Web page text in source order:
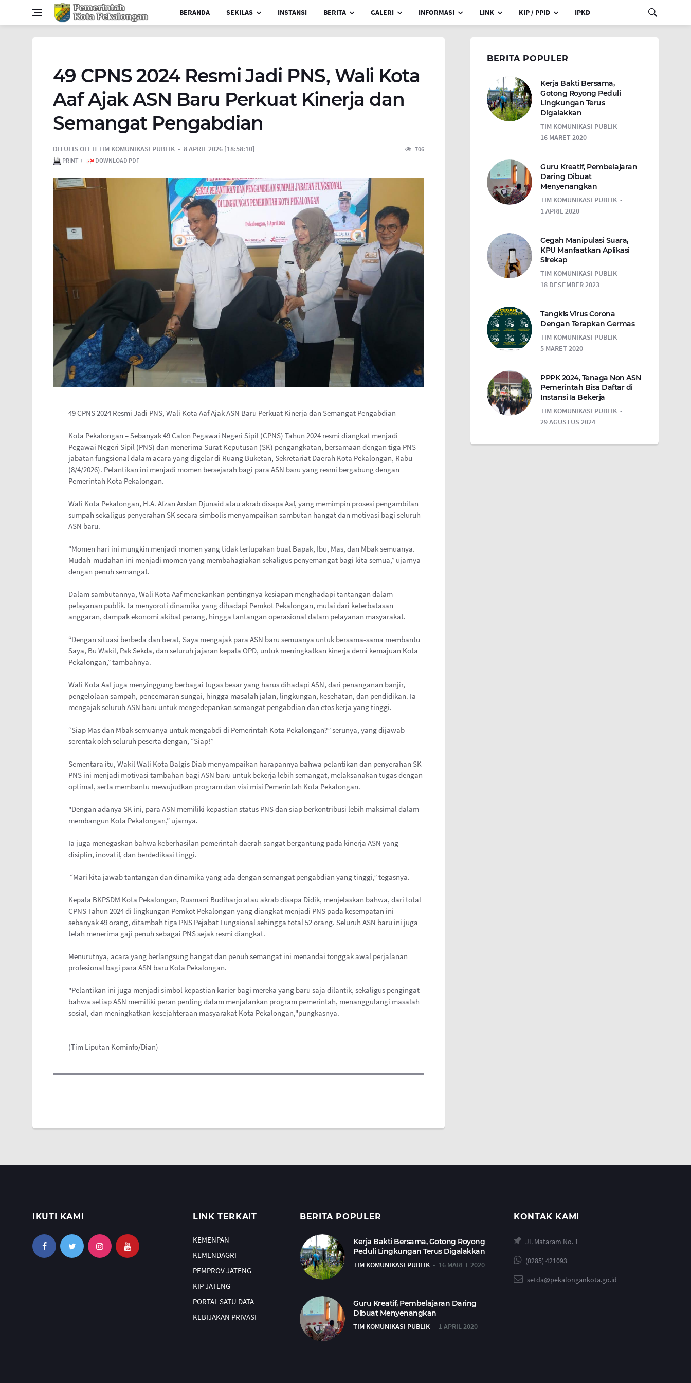
BERANDA SEKILAS INSTANSI BERITA GALERI INFORMASI LINK KIP / PPID IPKD
49 CPNS 2024 Resmi Jadi PNS, Wali Kota
Aaf Ajak ASN Baru Perkuat Kinerja dan
Semangat Pengabdian
DITULIS OLEH TIM KOMUNIKASI PUBLIK 8 APRIL 2026 [18:58:10]
706
PRINT +
DOWNLOAD PDF
49 CPNS 2024 Resmi Jadi PNS, Wali Kota Aaf Ajak ASN Baru Perkuat Kinerja dan Semangat Pengabdian
Kota Pekalongan – Sebanyak 49 Calon Pegawai Negeri Sipil (CPNS) Tahun 2024 resmi diangkat menjadi
Pegawai Negeri Sipil (PNS) dan menerima Surat Keputusan (SK) pengangkatan, bersamaan dengan tiga PNS
jabatan fungsional dalam acara yang digelar di Ruang Buketan, Sekretariat Daerah Kota Pekalongan, Rabu
(8/4/2026). Pelantikan ini menjadi momen bersejarah bagi para ASN baru yang resmi bergabung dengan
Pemerintah Kota Pekalongan.
Wali Kota Pekalongan, H.A. Afzan Arslan Djunaid atau akrab disapa Aaf, yang memimpin prosesi pengambilan
sumpah sekaligus penyerahan SK secara simbolis menyampaikan sambutan hangat dan motivasi bagi seluruh
ASN baru.
“Momen hari ini mungkin menjadi momen yang tidak terlupakan buat Bapak, Ibu, Mas, dan Mbak semuanya.
Mudah-mudahan ini menjadi momen yang membahagiakan sekaligus penyemangat bagi kita semua,” ujarnya
dengan penuh semangat.
Dalam sambutannya, Wali Kota Aaf menekankan pentingnya kesiapan menghadapi tantangan dalam
pelayanan publik. Ia menyoroti dinamika yang dihadapi Pemkot Pekalongan, mulai dari keterbatasan
anggaran, dampak ekonomi akibat perang, hingga tantangan operasional dalam pelayanan masyarakat.
“Dengan situasi berbeda dan berat, Saya mengajak para ASN baru semuanya untuk bersama-sama membantu
Saya, Bu Wakil, Pak Sekda, dan seluruh jajaran kepala OPD, untuk meningkatkan kinerja demi kemajuan Kota
Pekalongan,” tambahnya.
Wali Kota Aaf juga menyinggung berbagai tugas besar yang harus dihadapi ASN, dari penanganan banjir,
pengelolaan sampah, pencemaran sungai, hingga masalah jalan, lingkungan, kesehatan, dan pendidikan. Ia
mengajak seluruh ASN baru untuk mengedepankan semangat pengabdian dan etos kerja yang tinggi.
“Siap Mas dan Mbak semuanya untuk mengabdi di Pemerintah Kota Pekalongan?” serunya, yang dijawab
serentak oleh seluruh peserta dengan, “Siap!”
Sementara itu, Wakil Wali Kota Balgis Diab menyampaikan harapannya bahwa pelantikan dan penyerahan SK
PNS ini menjadi motivasi tambahan bagi ASN baru untuk bekerja lebih semangat, melaksanakan tugas dengan
optimal, serta membantu mewujudkan program dan visi misi Pemerintah Kota Pekalongan.
"Dengan adanya SK ini, para ASN memiliki kepastian status PNS dan siap berkontribusi lebih maksimal dalam
membangun Kota Pekalongan,” ujarnya.
Ia juga menegaskan bahwa keberhasilan pemerintah daerah sangat bergantung pada kinerja ASN yang
disiplin, inovatif, dan berdedikasi tinggi.
“Mari kita jawab tantangan dan dinamika yang ada dengan semangat pengabdian yang tinggi,” tegasnya.
Kepala BKPSDM Kota Pekalongan, Rusmani Budiharjo atau akrab disapa Didik, menjelaskan bahwa, dari total
CPNS Tahun 2024 di lingkungan Pemkot Pekalongan yang diangkat menjadi PNS pada kesempatan ini
sebanyak 49 orang, ditambah tiga PNS Pejabat Fungsional sehingga total 52 orang. Seluruh ASN baru ini juga
telah menerima gaji penuh sebagai PNS sejak resmi diangkat.
Menurutnya, acara yang berlangsung hangat dan penuh semangat ini menandai tonggak awal perjalanan
profesional bagi para ASN baru Kota Pekalongan.
"Pelantikan ini juga menjadi simbol kepastian karier bagi mereka yang baru saja dilantik, sekaligus pengingat
bahwa setiap ASN memiliki peran penting dalam menjalankan program pemerintah, menanggulangi masalah
sosial, dan meningkatkan kesejahteraan masyarakat Kota Pekalongan,"pungkasnya.
(Tim Liputan Kominfo/Dian)
BERITA POPULER
Kerja Bakti Bersama,
Gotong Royong Peduli
Lingkungan Terus
Digalakkan
TIM KOMUNIKASI PUBLIK
16 MARET 2020
Guru Kreatif, Pembelajaran
Daring Dibuat
Menyenangkan
TIM KOMUNIKASI PUBLIK
1 APRIL 2020
Cegah Manipulasi Suara,
KPU Manfaatkan Aplikasi
Sirekap
TIM KOMUNIKASI PUBLIK
18 DESEMBER 2023
Tangkis Virus Corona
Dengan Terapkan Germas
TIM KOMUNIKASI PUBLIK
5 MARET 2020
PPPK 2024, Tenaga Non ASN
Pemerintah Bisa Daftar di
Instansi Ia Bekerja
TIM KOMUNIKASI PUBLIK
29 AGUSTUS 2024
IKUTI KAMI LINK TERKAIT
KEMENPAN
KEMENDAGRI
PEMPROV JATENG
KIP JATENG
PORTAL SATU DATA
KEBIJAKAN PRIVASI
BERITA POPULER
Kerja Bakti Bersama, Gotong Royong
Peduli Lingkungan Terus Digalakkan
TIM KOMUNIKASI PUBLIK
16 MARET 2020
Guru Kreatif, Pembelajaran Daring
Dibuat Menyenangkan
TIM KOMUNIKASI PUBLIK
1 APRIL 2020
KONTAK KAMI
Jl. Mataram No. 1
(0285) 421093
setda@pekalongankota.go.id